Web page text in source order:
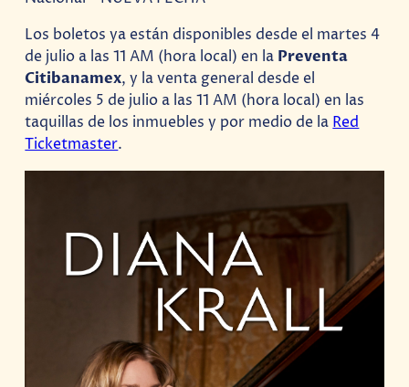
Los boletos ya están disponibles desde el martes 4
de julio a las 11 AM (hora local) en la Preventa
Citibanamex, y la venta general desde el
miércoles 5 de julio a las 11 AM (hora local) en las
taquillas de los inmuebles y por medio de la Red
Ticketmaster.